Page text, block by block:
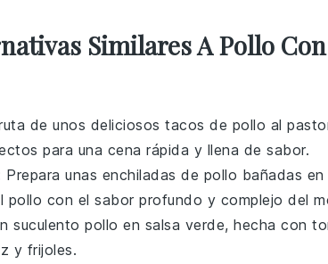
Similares A Pollo
de unos deliciosos tacos de pollo al
para una cena rápida y llena de sabor.
Prepara unas enchiladas de pollo bañadas en
pollo con el sabor profundo y complejo del
suculento pollo en salsa verde, hecha con
y frijoles.